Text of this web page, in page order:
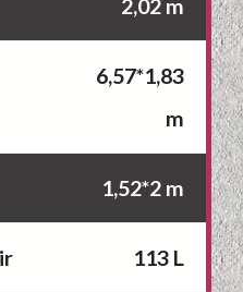
2,02 m
6,57*1,83
m
1,52*2 m
113 L